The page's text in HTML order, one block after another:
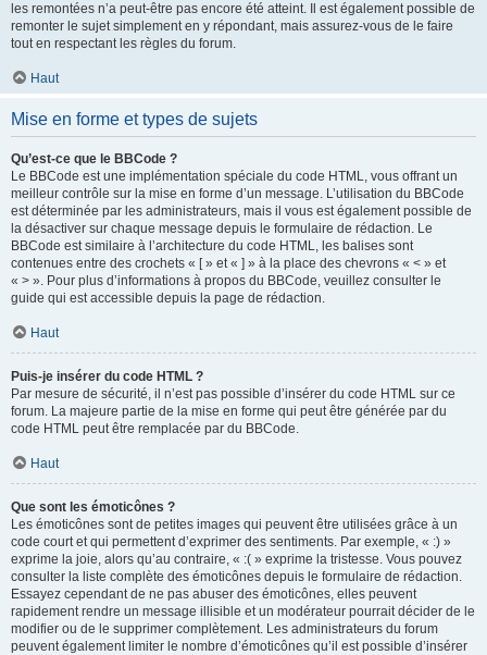
les remontées n’a peut-être pas encore été atteint. Il est également possible de
remonter le sujet simplement en y répondant, mais assurez-vous de le faire
tout en respectant les règles du forum.
Haut
Mise en forme et types de sujets
Qu’est-ce que le BBCode ?
Le BBCode est une implémentation spéciale du code HTML, vous offrant un
meilleur contrôle sur la mise en forme d’un message. L’utilisation du BBCode
est déterminée par les administrateurs, mais il vous est également possible de
la désactiver sur chaque message depuis le formulaire de rédaction. Le
BBCode est similaire à l’architecture du code HTML, les balises sont
contenues entre des crochets « [ » et « ] » à la place des chevrons « < » et
« > ». Pour plus d’informations à propos du BBCode, veuillez consulter le
guide qui est accessible depuis la page de rédaction.
Haut
Puis-je insérer du code HTML ?
Par mesure de sécurité, il n’est pas possible d’insérer du code HTML sur ce
forum. La majeure partie de la mise en forme qui peut être générée par du
code HTML peut être remplacée par du BBCode.
Haut
Que sont les émoticônes ?
Les émoticônes sont de petites images qui peuvent être utilisées grâce à un
code court et qui permettent d’exprimer des sentiments. Par exemple, « :) »
exprime la joie, alors qu’au contraire, « :( » exprime la tristesse. Vous pouvez
consulter la liste complète des émoticônes depuis le formulaire de rédaction.
Essayez cependant de ne pas abuser des émoticônes, elles peuvent
rapidement rendre un message illisible et un modérateur pourrait décider de le
modifier ou de le supprimer complètement. Les administrateurs du forum
peuvent également limiter le nombre d’émoticônes qu’il est possible d’insérer